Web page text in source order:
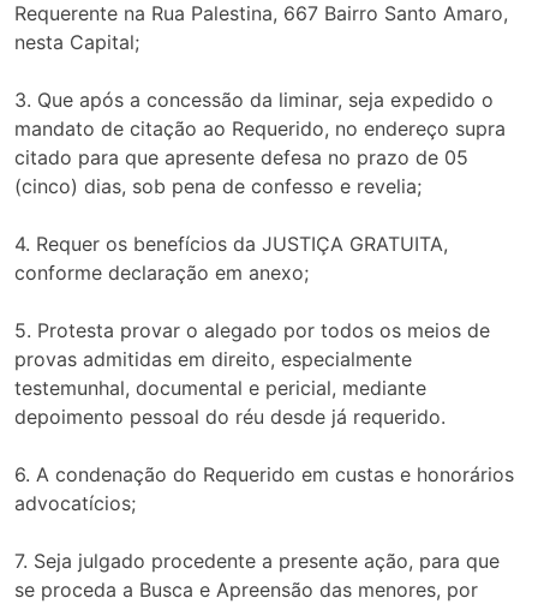
Requerente na Rua Palestina, 667 Bairro Santo Amaro,
nesta Capital;
3. Que após a concessão da liminar, seja expedido o
mandato de citação ao Requerido, no endereço supra
citado para que apresente defesa no prazo de 05
(cinco) dias, sob pena de confesso e revelia;
4. Requer os benefícios da JUSTIÇA GRATUITA,
conforme declaração em anexo;
5. Protesta provar o alegado por todos os meios de
provas admitidas em direito, especialmente
testemunhal, documental e pericial, mediante
depoimento pessoal do réu desde já requerido.
6. A condenação do Requerido em custas e honorários
advocatícios;
7. Seja julgado procedente a presente ação, para que
se proceda a Busca e Apreensão das menores, por